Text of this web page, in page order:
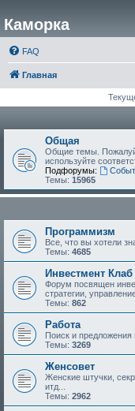
Каморка
FAQ
Главная
Общая
Общие темы.
используйте
Подфорумы:
Темы: 15965
Программизм
Все, что вы хотели
Темы: 4685
Инвестмент Клаб
Форум посвящен
стратегии,
Темы: 862
Работа
Поиск и предложения
Темы: 3269
Женсовет
Женские штучки,
итд...
Темы: 2962